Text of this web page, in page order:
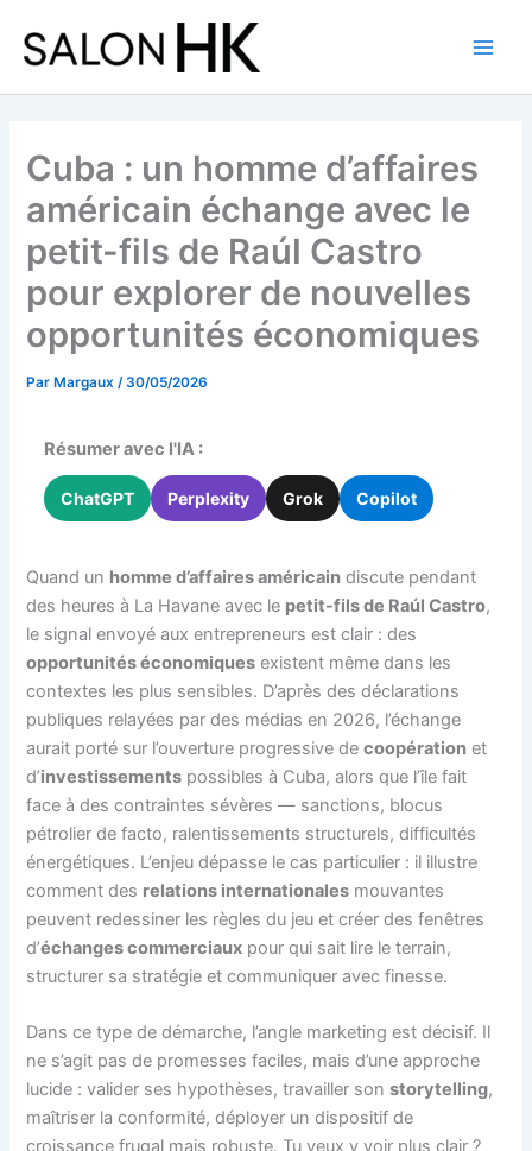
contenu
Cuba : un homme d’affaires
américain échange avec le
petit-fils de Raúl Castro
pour explorer de nouvelles
opportunités économiques
ParMargaux /30/05/2026
Résumer avec l'IA :
ChatGPT Perplexity Grok Copilot
Quand un homme d’affaires américain discute pendant
des heures à La Havane avec le petit-fils de Raúl Castro,
le signal envoyé aux entrepreneurs est clair : des
opportunités économiques existent même dans les
contextes les plus sensibles. D’après des déclarations
publiques relayées par des médias en 2026, l’échange
aurait porté sur l’ouverture progressive decoopération et
d’investissements possibles à Cuba, alors que l’île fait
face à des contraintes sévères — sanctions, blocus
pétrolier de facto, ralentissements structurels, difficultés
énergétiques. L’enjeu dépasse le cas particulier : il illustre
comment des relations internationales mouvantes
peuvent redessiner les règles du jeu et créer des fenêtres
d’échanges commerciaux pour qui sait lire le terrain,
structurer sa stratégie et communiquer avec finesse.
Dans ce type de démarche, l’angle marketing est décisif. Il
ne s’agit pas de promesses faciles, mais d’une approche
lucide : valider ses hypothèses, travailler sonstorytelling,
maîtriser la conformité, déployer un dispositif de
croissance frugal mais robuste. Tu veux y voir plus clair ?